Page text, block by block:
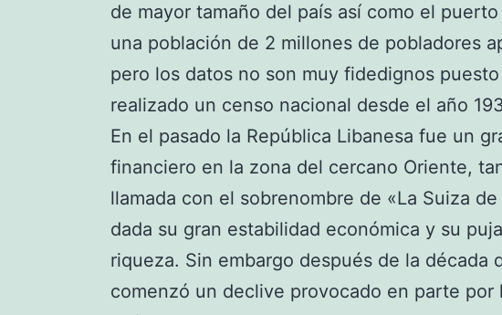
de mayor tamaño del país así como el
una población de 2 millones de pobladores
pero los datos no son muy fidedignos
realizado un censo nacional desde el año
En el pasado la República Libanesa fue un
financiero en la zona del cercano Oriente,
llamada con el sobrenombre de «La Suiza
dada su gran estabilidad económica y su
riqueza. Sin embargo después de la década
comenzó un declive provocado en parte por